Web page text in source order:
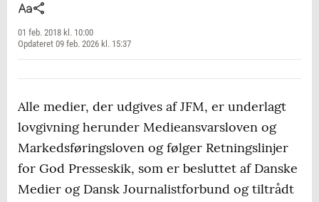
01 feb. 2018 kl. 10:00
Opdateret 09 feb. 2026 kl. 15:37
Alle medier, der udgives af JFM, er underlagt
lovgivning herunder Medieansvarsloven og
Markedsføringsloven og følger Retningslinjer
for God Presseskik, som er besluttet af Danske
Medier og Dansk Journalistforbund og tiltrådt